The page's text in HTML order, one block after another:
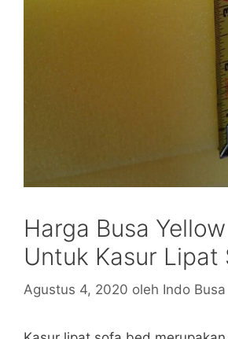
Harga Busa
Untuk Kasur Lipat
Agustus 4, 2020 oleh Indo Busa